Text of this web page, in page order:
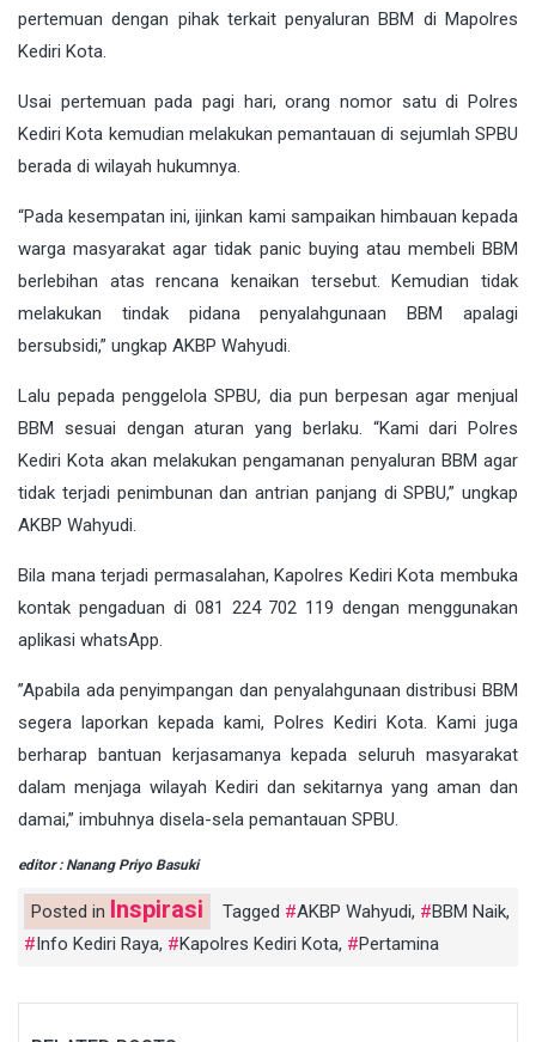
pertemuan dengan pihak terkait penyaluran BBM di Mapolres
Kediri Kota.
Usai pertemuan pada pagi hari, orang nomor satu di Polres
Kediri Kota kemudian melakukan pemantauan di sejumlah SPBU
berada di wilayah hukumnya.
“Pada kesempatan ini, ijinkan kami sampaikan himbauan kepada
warga masyarakat agar tidak panic buying atau membeli BBM
berlebihan atas rencana kenaikan tersebut. Kemudian tidak
melakukan tindak pidana penyalahgunaan BBM apalagi
bersubsidi,” ungkap AKBP Wahyudi.
Lalu pepada penggelola SPBU, dia pun berpesan agar menjual
BBM sesuai dengan aturan yang berlaku. “Kami dari Polres
Kediri Kota akan melakukan pengamanan penyaluran BBM agar
tidak terjadi penimbunan dan antrian panjang di SPBU,” ungkap
AKBP Wahyudi.
Bila mana terjadi permasalahan, Kapolres Kediri Kota membuka
kontak pengaduan di 081 224 702 119 dengan menggunakan
aplikasi whatsApp.
”Apabila ada penyimpangan dan penyalahgunaan distribusi BBM
segera laporkan kepada kami, Polres Kediri Kota. Kami juga
berharap bantuan kerjasamanya kepada seluruh masyarakat
dalam menjaga wilayah Kediri dan sekitarnya yang aman dan
damai,” imbuhnya disela-sela pemantauan SPBU.
editor : Nanang Priyo Basuki
Posted in Inspirasi Tagged AKBP Wahyudi, BBM Naik,
Info Kediri Raya, Kapolres Kediri Kota, Pertamina